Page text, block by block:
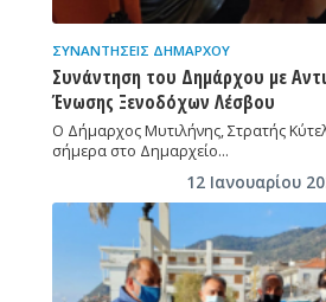
ΣΥΝΑΝΤΉΣΕΙΣ ΔΗΜΆΡΧΟΥ
Συνάντηση του Δημάρχου με
Ένωσης Ξενοδόχων Λέσβου
Ο Δήμαρχος Μυτιλήνης, Στρατής
σήμερα στο Δημαρχείο…
12 Ιανουαρίου